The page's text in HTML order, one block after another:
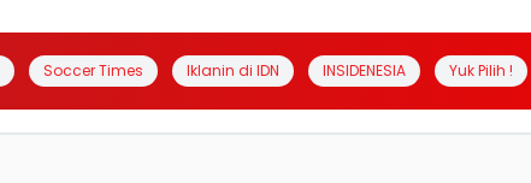
Soccer Times Iklanin di IDN INSIDENESIA Yuk Pilih !